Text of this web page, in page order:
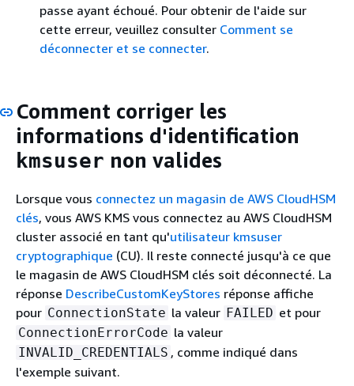
passe ayant échoué. Pour obtenir de l'aide sur
cette erreur, veuillez consulter Comment se
déconnecter et se connecter.
Comment corriger les
informations d'identification
kmsuser non valides
Lorsque vous connectez un magasin de AWS CloudHSM
clés, vous AWS KMS vous connectez au AWS CloudHSM
cluster associé en tant qu'utilisateur kmsuser
cryptographique (CU). Il reste connecté jusqu'à ce que
le magasin de AWS CloudHSM clés soit déconnecté. La
réponse DescribeCustomKeyStores réponse affiche
pour ConnectionState la valeur FAILED et pour
ConnectionErrorCode la valeur
INVALID_CREDENTIALS , comme indiqué dans
l'exemple suivant.